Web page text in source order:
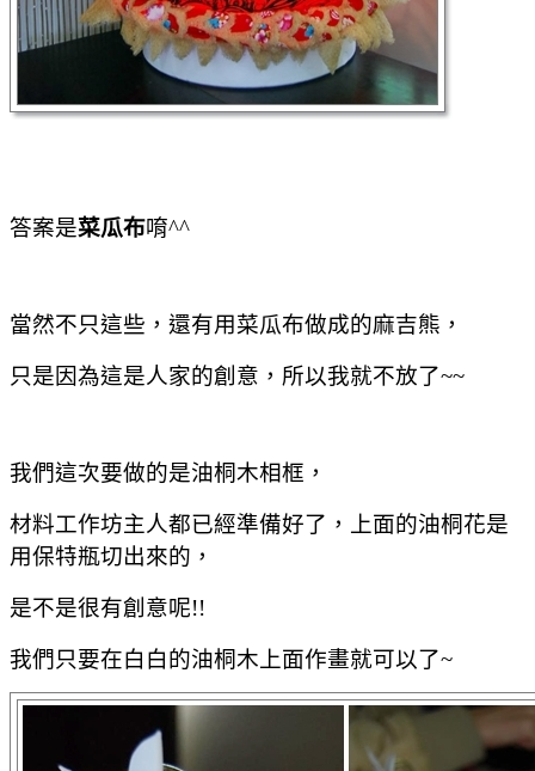
答案是菜瓜布唷^^
當然不只這些，還有用菜瓜布做成的麻吉熊，
只是因為這是人家的創意，所以我就不放了~~
我們這次要做的是油桐木相框，
材料工作坊主人都已經準備好了，上面的油桐花是
用保特瓶切出來的，
是不是很有創意呢!!
我們只要在白白的油桐木上面作畫就可以了~